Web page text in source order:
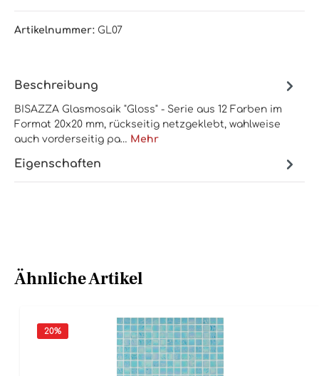
Artikelnummer: GL07
Beschreibung
BISAZZA Glasmosaik "Gloss" - Serie aus 12 Farben im
Format 20x20 mm, rückseitig netzgeklebt, wahlweise
auch vorderseitig pa… Mehr
Eigenschaften
Ähnliche Artikel
20%